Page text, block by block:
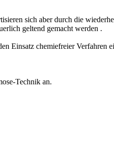
sich aber durch die
geltend gemacht werden .
Einsatz chemiefreier Verfahren
Technik an.